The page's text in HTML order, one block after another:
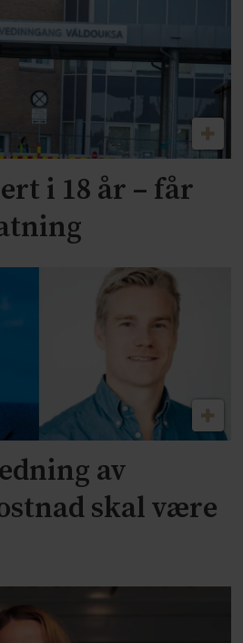
i 18 år – får
av
skal være